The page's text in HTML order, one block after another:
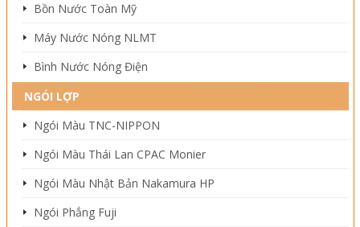
Bồn Nước Toàn Mỹ
Máy Nước Nóng NLMT
Bình Nước Nóng Điện
NGÓI LỢP
Ngói Màu TNC-NIPPON
Ngói Màu Thái Lan CPAC Monier
Ngói Màu Nhật Bản Nakamura HP
Ngói Phẳng Fuji